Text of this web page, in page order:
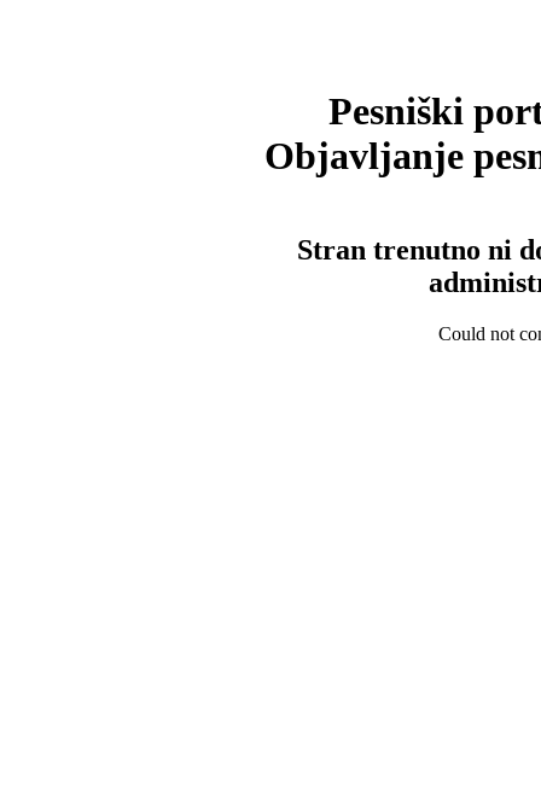
Pesniški
Objavljanje
Stran trenutno ni
Could not